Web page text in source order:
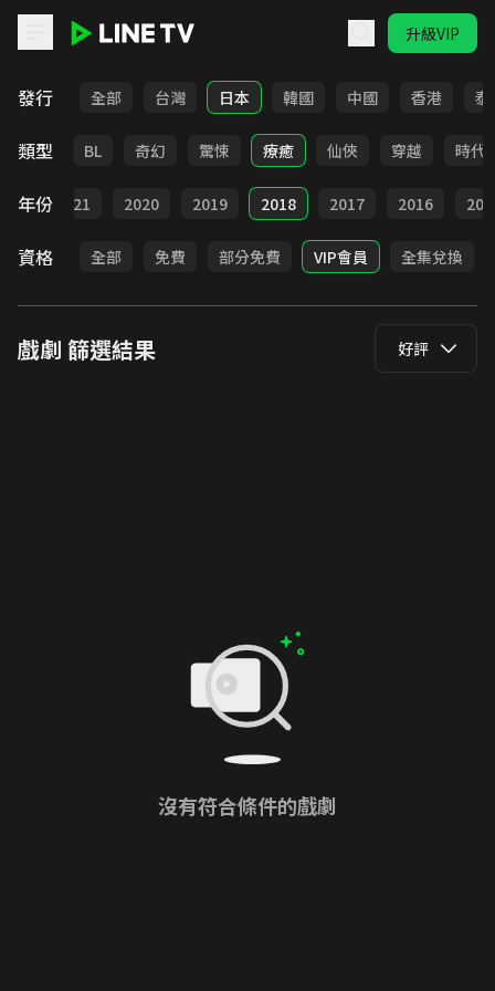
升級VIP
發行 全部 台灣 日本 韓國 中國 香港 泰
類型
勵志 BL 奇幻 驚悚 療癒 仙俠 穿越 時代
年份 2021 2020 2019 2018 2017 2016
資格 全部 免費 部分免費 VIP會員 全集兌換
戲劇 篩選結果 好評
沒有符合條件的戲劇